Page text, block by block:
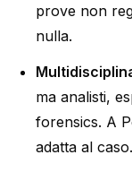
prove non
nulla.
ma analisti,
forensics. A
adatta al caso.